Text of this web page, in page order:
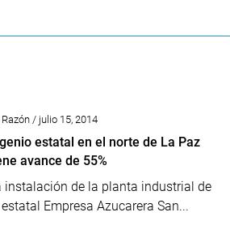
Razón / julio 15, 2014
estatal en el norte de La Paz
avance de 55%
instalación de la planta industrial de
Empresa Azucarera San...